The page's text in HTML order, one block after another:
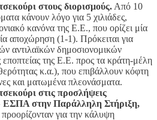
στους διορισμούς. Από 10
κάνουν λόγο για 5 χιλιάδες,
κανόνα της Ε.Ε., που ορίζει μία
αποχώρηση (1-1). Πρόκειται για
αντιλαϊκών δημοσιονομικών
της Ε.Ε. προς τα κράτη-μέλη
κ.α.), που επιβάλλουν κόφτη
και ματωμένα πλεονάσματα.
στις προσλήψεις
στην Παράλληλη Στήριξη,
για την κάλυψη